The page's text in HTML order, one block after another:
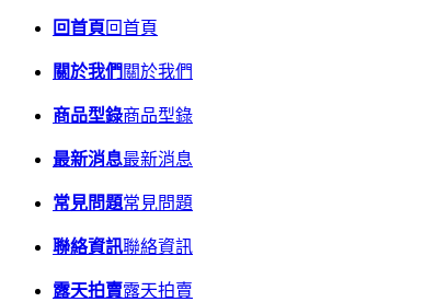
回首頁回首頁
關於我們 關於我們
商品型錄商品型錄
最新消息最新消息
常見問題常見問題
聯絡資訊聯絡資訊
露天拍賣露天拍賣